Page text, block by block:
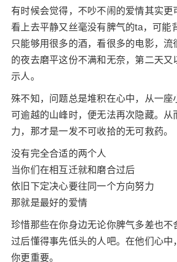
有时候会觉得，不吵不闹的爱情其实更
看上去平静又丝毫没有脾气的ta，可能
只能够用很多的酒，看很多的电影，流
的夜去磨平这份不满和无奈，第二天又
示人。
殊不知，问题总是堆积在心中，从一座
可逾越的山峰时，便无法再次隐藏。从
力，那才是一发不可收拾的无可救药。
没有完全合适的两个人
当你们在相互迁就和磨合过后
依旧下定决心要往同一个方向努力
那就是最好的爱情
珍惜那些在你身边无论你脾气多差也不
过后懂得事先低头的人吧。在他们心中
你更重要。